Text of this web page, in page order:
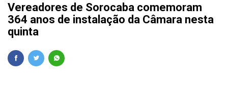
Vereadores de Sorocaba comemoram
364 anos de instalação da Câmara nesta
quinta